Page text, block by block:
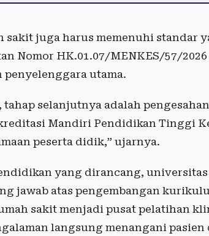
sakit juga harus memenuhi standar
Nomor HK.01.07/MENKES/57/
utama.
tahap selanjutnya adalah
Mandiri Pendidikan Tinggi
peserta didik,” ujarnya.
yang dirancang,
jawab atas pengembangan
sakit menjadi pusat pelatihan
langsung menangani